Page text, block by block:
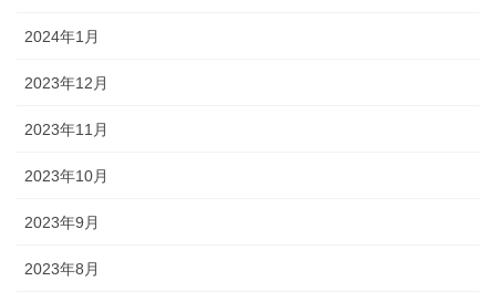
2024年1月
2023年12月
2023年11月
2023年10月
2023年9月
2023年8月